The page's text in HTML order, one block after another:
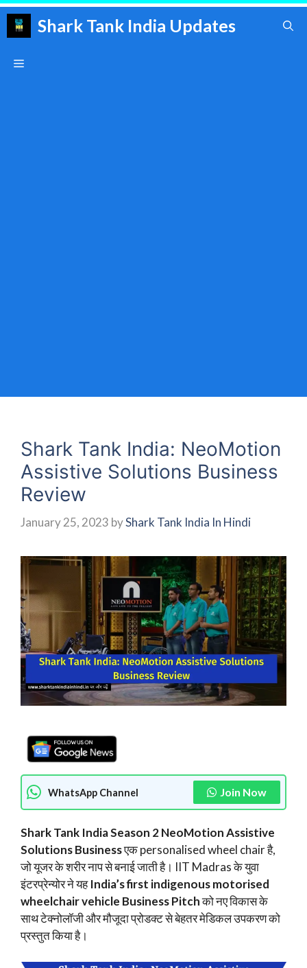
Skip
Shark Tank India Updates
Menu
Shark Tank India: NeoMotion
Assistive Solutions Business
Review
January 25, 2023 byShark Tank India In Hindi
WhatsApp Channel Join Now
Shark Tank India Season 2 NeoMotion Assistive
Solutions Businessएक personalised wheel chair है,
जो यूजर के शरीर नाप से बनाई जाती है। IIT Madras के युवा
इंटरप्रेन्योर ने यहIndia’s first indigenous motorised
wheelchair vehicle Business Pitchको नए विकास के
साथ टेक्नोलॉजी और मौजूदा प्रोडक्ट से बेहतर मेडिकल उपकरण को
प्रस्तुत किया है।